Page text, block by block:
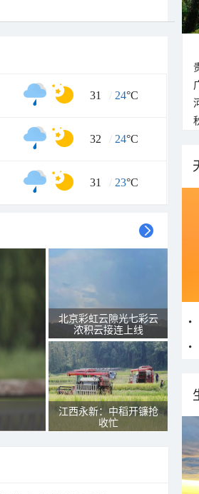
31 / 24°C
32 / 24°C
31 / 23°C
北京彩虹云隙光七彩云
浓积云接连上线
江西永新：中稻开镰抢
收忙